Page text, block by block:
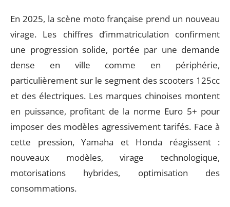
En 2025, la scène moto française prend un nouveau
virage. Les chiffres d’immatriculation confirment
une progression solide, portée par une demande
dense en ville comme en périphérie,
particulièrement sur le segment des scooters 125cc
et des électriques. Les marques chinoises montent
en puissance, profitant de la norme Euro 5+ pour
imposer des modèles agressivement tarifés. Face à
cette pression, Yamaha et Honda réagissent :
nouveaux modèles, virage technologique,
motorisations hybrides, optimisation des
consommations.